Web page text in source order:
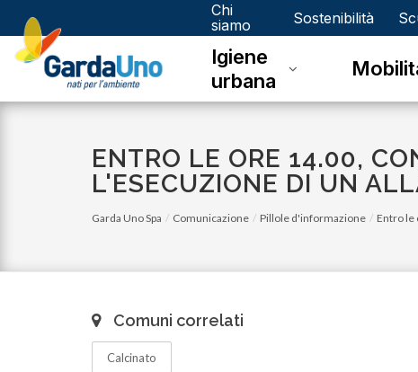
Gardauno
Spa
Chi
siamo
Sostenibilità
Igiene
urbana
ENTRO LE ORE 14.00,
L'ESECUZIONE DI UN
Garda Uno Spa Comunicazione Pillole d'informazione Entro le
Comuni correlati
Calcinato